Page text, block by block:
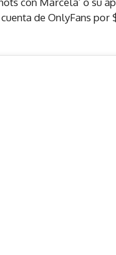
de OnlyFans